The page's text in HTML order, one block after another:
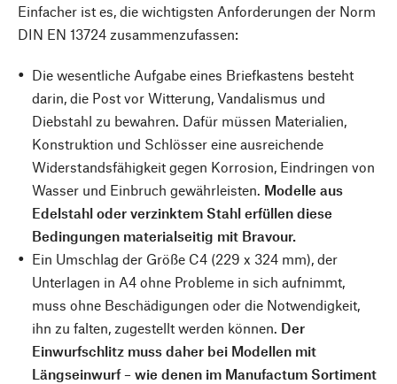
Einfacher ist es, die wichtigsten Anforderungen der Norm
DIN EN 13724 zusammenzufassen:
Die wesentliche Aufgabe eines Briefkastens besteht
darin, die Post vor Witterung, Vandalismus und
Diebstahl zu bewahren. Dafür müssen Materialien,
Konstruktion und Schlösser eine ausreichende
Widerstandsfähigkeit gegen Korrosion, Eindringen von
Wasser und Einbruch gewährleisten. Modelle aus
Edelstahl oder verzinktem Stahl erfüllen diese
Bedingungen materialseitig mit Bravour.
Ein Umschlag der Größe C4 (229 x 324 mm), der
Unterlagen in A4 ohne Probleme in sich aufnimmt,
muss ohne Beschädigungen oder die Notwendigkeit,
ihn zu falten, zugestellt werden können. Der
Einwurfschlitz muss daher bei Modellen mit
Längseinwurf – wie denen im Manufactum Sortiment